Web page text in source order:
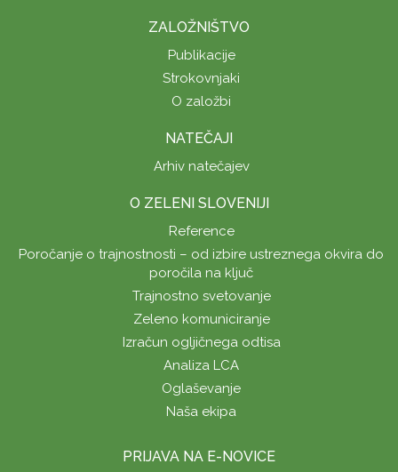
ZALOŽNIŠTVO
Publikacije
Strokovnjaki
O založbi
NATEČAJI
Arhiv natečajev
O ZELENI SLOVENIJI
Reference
Poročanje o trajnostnosti – od izbire ustreznega okvira do
poročila na ključ
Trajnostno svetovanje
Zeleno komuniciranje
Izračun ogljičnega odtisa
Analiza LCA
Oglaševanje
Naša ekipa
PRIJAVA NA E-NOVICE